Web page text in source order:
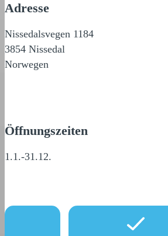
Adresse
Nissedalsvegen 1184
3854 Nissedal
Norwegen
Öffnungszeiten
1.1.-31.12.